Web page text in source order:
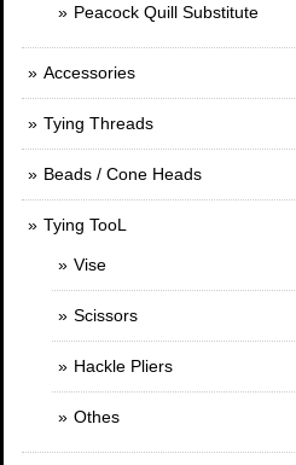
Peacock Quill Substitute
Accessories
Tying Threads
Beads / Cone Heads
Tying TooL
Vise
Scissors
Hackle Pliers
Othes